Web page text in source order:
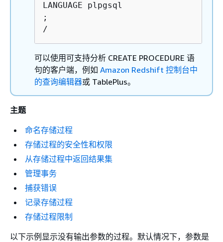
LANGUAGE plpgsql
;
可以使用可支持分析 CREATE PROCEDURE 语
句的客户端，例如 Amazon Redshift 控制台中
的查询编辑器或 TablePlus。
主题
命名存储过程
存储过程的安全性和权限
从存储过程中返回结果集
管理事务
捕获错误
记录存储过程
存储过程限制
以下示例显示没有输出参数的过程。默认情况下，参数是